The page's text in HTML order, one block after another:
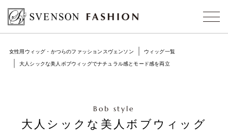
女性用ウィッグ・かつらのファッションスヴェンソン
ウィッグ一覧
大人シックな美人ボブウィッグでナチュラル感とモード感を両立
Bob style
大人シックな美人ボブウィッグ